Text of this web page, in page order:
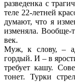
разведенка с
теле 22-летней
думают, что я
изменяла. Вообще-
век.
Муж, к слову, –
гордый. И – в
требует кашу.
тонет. Турки